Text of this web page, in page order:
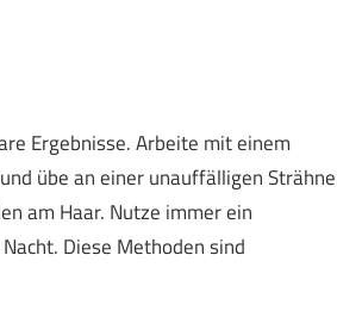
Ergebnisse. Arbeite mit einem
übe an einer unauffälligen
am Haar. Nutze immer ein
Diese Methoden sind